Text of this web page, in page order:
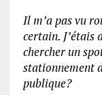
Il m’a pas vu
certain. J’étais
chercher un
stationnement
publique?